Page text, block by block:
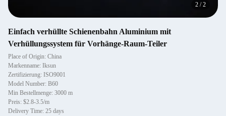
2 /2
Einfach verhüllte Schienenbahn Aluminium mit
Verhüllungssystem für Vorhänge-Raum-Teiler
Place of Origin: China
Markenname: Iksun
Zertifizierung: ISO9001
Model Number: B60
Min Bestellmenge: 3000 m
Preis: $2.8-3.5/m
Delivery Time: 25 days